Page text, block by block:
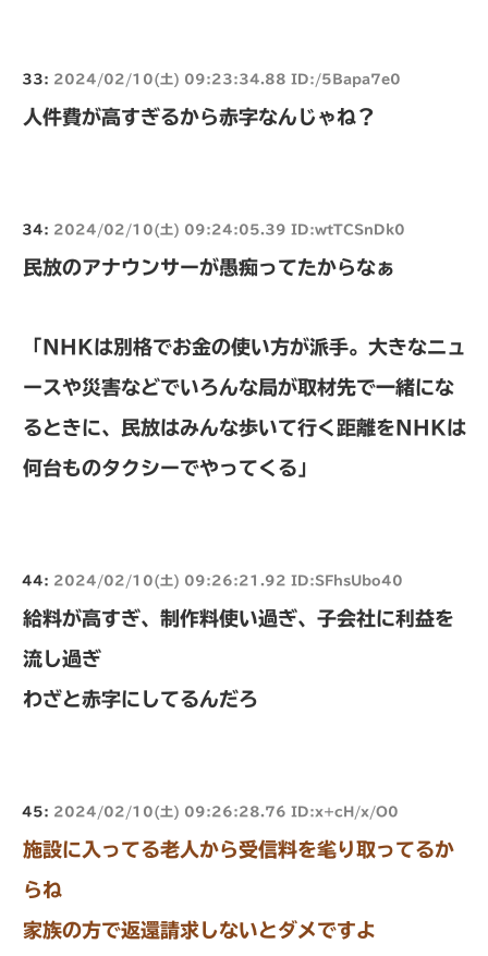
33: 2024/02/10(土) 09:23:34.88 ID:/5Bapa7e0
人件費が高すぎるから赤字なんじゃね？
34: 2024/02/10(土) 09:24:05.39 ID:wtTCSnDk0
民放のアナウンサーが愚痴ってたからなぁ
「NHKは別格でお金の使い方が派手。大きなニュ
ースや災害などでいろんな局が取材先で一緒にな
るときに、民放はみんな歩いて行く距離をNHKは
何台ものタクシーでやってくる」
44: 2024/02/10(土) 09:26:21.92 ID:SFhsUbo40
給料が高すぎ、制作料使い過ぎ、子会社に利益を
流し過ぎ
わざと赤字にしてるんだろ
45: 2024/02/10(土) 09:26:28.76 ID:x+cH/x/O0
施設に入ってる老人から受信料を毟り取ってるか
らね
家族の方で返還請求しないとダメですよ